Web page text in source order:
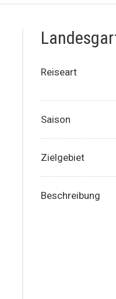
Reiseart
Saison
Zielgebiet
Beschreibung